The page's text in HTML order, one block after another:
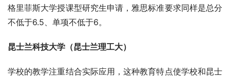
格里菲斯大学授课型研究生申请，雅思标准要求同样是总分
不低于6.5、单项不低于6。
昆士兰科技大学（昆士兰理工大）
学校的教学注重结合实际应用，这种教育特点使学校和昆士